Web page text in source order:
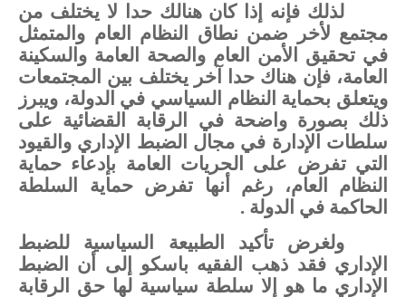
لذلك فإنه إذا كان هنالك حدا لا يختلف من
مجتمع لأخر ضمن نطاق النظام العام والمتمثل
في تحقيق الأمن العام والصحة
العامة والسكينة
العامة، فإن هناك حدا آخر يختلف بين المجتمعات
ويتعلق بحماية النظام السياسي في الدولة، ويبرز
ذلك بصورة واضحة في الرقابة القضائية على
سلطات الإدارة في مجال الضبط الإداري و القيود
التي تفرض على الحريات العامة بإدعاء حماية
النظام
العام، رغم أنها تفرض حماية
السلطة
الحاكمة في الدولة .
ولغرض
تأكيد الطبيعة السياسية
للضبط
الإداري فقد ذهب الفقيه باسكو إلى أن
الضبط
الإداري ما هو إلا سلطة سياسية لها حق
الرقابة